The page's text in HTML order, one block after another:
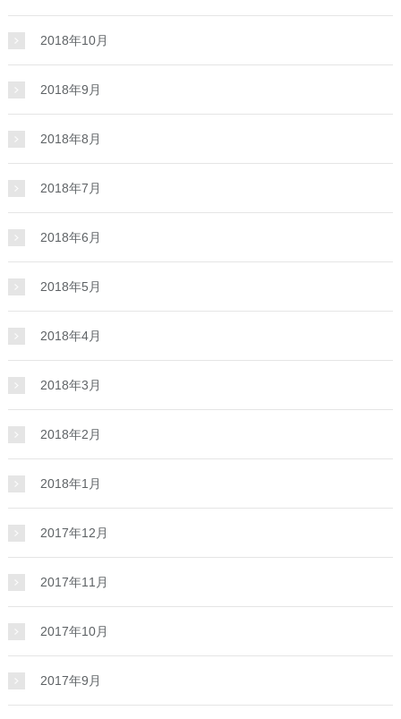
2018年10月
2018年9月
2018年8月
2018年7月
2018年6月
2018年5月
2018年4月
2018年3月
2018年2月
2018年1月
2017年12月
2017年11月
2017年10月
2017年9月